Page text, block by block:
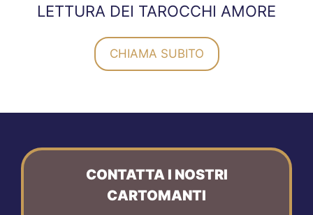
LETTURA DEI TAROCCHI AMORE
CHIAMA SUBITO
CONTATTA I NOSTRI
CARTOMANTI